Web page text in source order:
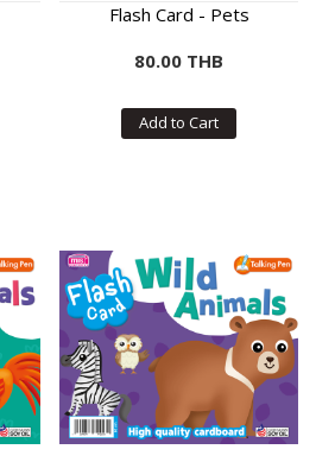
Flash Card - Pets
80.00 THB
Add to Cart